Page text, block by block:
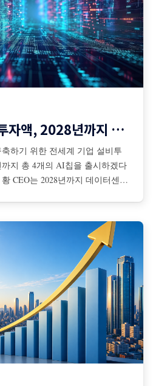
데이터센터 설비 투자액, 2028년까지 1조달러 돌파
하기 위한 전세계 기업 설비투
지 총 4개의 AI칩을 출시하겠다
CEO는 2028년까지 데이터센터
중이며, NBDIA 칩에 대한 수요
조